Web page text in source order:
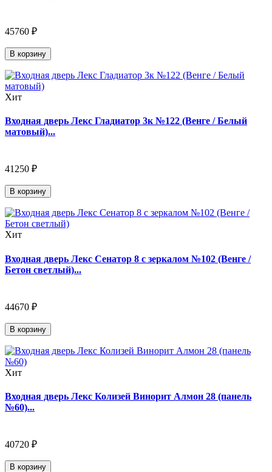
45760 ₽
В корзину
Хит
Входная дверь Лекс Гладиатор 3к №122 (Венге / Белый
матовый)...
41250 ₽
В корзину
Хит
Входная дверь Лекс Сенатор 8 с зеркалом №102 (Венге /
Бетон светлый)...
44670 ₽
В корзину
Хит
Входная дверь Лекс Колизей Винорит Алмон 28 (панель
№60)...
40720 ₽
В корзину